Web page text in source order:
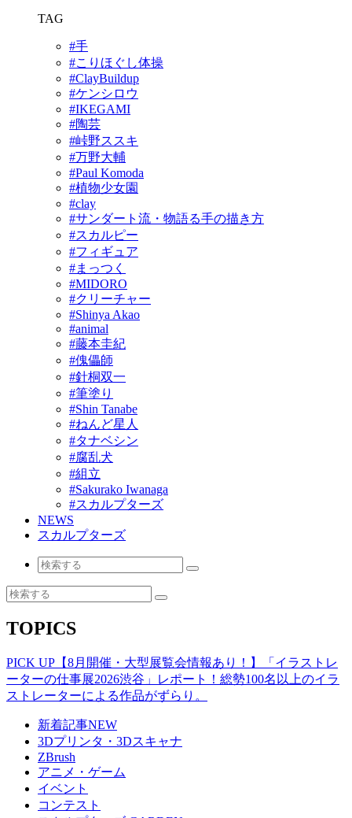
TAG
#手
#こりほぐし体操
#ClayBuildup
#ケンシロウ
#IKEGAMI
#陶芸
#峠野ススキ
#万野大輔
#Paul Komoda
#植物少女園
#clay
#サンダート流・物語る手の描き方
#スカルピー
#フィギュア
#まっつく
#MIDORO
#クリーチャー
#Shinya Akao
#animal
#藤本圭紀
#傀儡師
#針桐双一
#筆塗り
#Shin Tanabe
#ねんど星人
#タナベシン
#腐乱犬
#組立
#Sakurako Iwanaga
#スカルプターズ
NEWS
スカルプターズ
TOPICS
PICK UP 【8月開催・大型展覧会情報あり！】「イラストレ
ーターの仕事展2026渋谷」レポート！総勢100名以上のイラ
ストレーターによる作品がずらり。
新着記事NEW
3Dプリンタ・3Dスキャナ
ZBrush
アニメ・ゲーム
イベント
コンテスト